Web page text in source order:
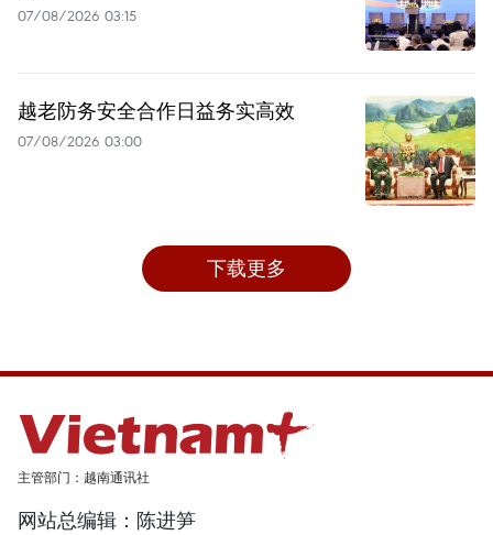
07/08/2026 03:15
越老防务安全合作日益务实高效
07/08/2026 03:00
下载更多
主管部门：越南通讯社
网站总编辑：陈进笋